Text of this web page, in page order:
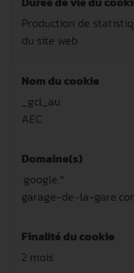
Production de
du site web
Nom du cookie
_gcl_au
AEC
Domaine(s)
.google.*
garage-de-la-
Finalité du cookie
2 mois